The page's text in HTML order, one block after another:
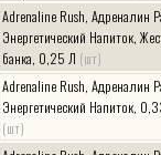
Adrenaline Rush, Адреналин
Энергетический Напиток,
банка, 0,25 Л (шт)
Adrenaline Rush, Адреналин
Энергетический Напиток,
(шт)